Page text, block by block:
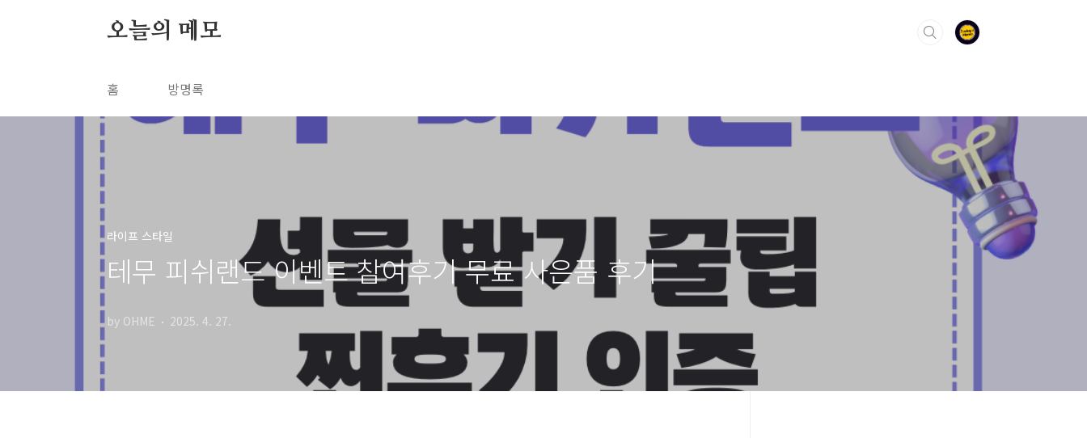
오늘의 메모
홈 방명록
라이프 스타일
테무 피쉬랜드 이벤트 참여후기 무료 사은품 후기
by OHME 2025. 4. 27.